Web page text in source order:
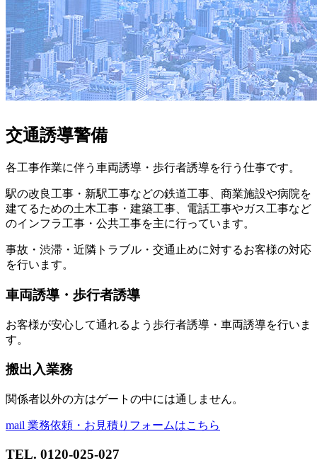
交通誘導警備
各工事作業に伴う車両誘導・歩行者誘導を行う仕事です。
駅の改良工事・新駅工事などの鉄道工事、商業施設や病院を
建てるための土木工事・建築工事、電話工事やガス工事など
のインフラ工事・公共工事を主に行っています。
事故・渋滞・近隣トラブル・交通止めに対するお客様の対応
を行います。
車両誘導・歩行者誘導
お客様が安心して通れるよう歩行者誘導・車両誘導を行いま
す。
搬出入業務
関係者以外の方はゲートの中には通しません。
mail 業務依頼・お見積りフォームはこちら
TEL. 0120-025-027